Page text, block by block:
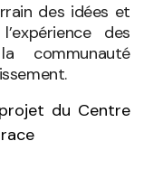
des idées et
des
communauté
du Centre